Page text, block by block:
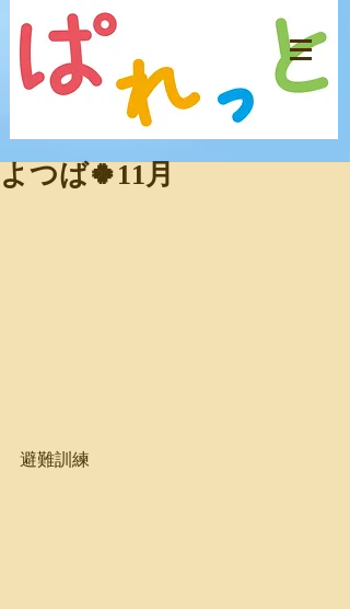
よつば🍀11月
避難訓練